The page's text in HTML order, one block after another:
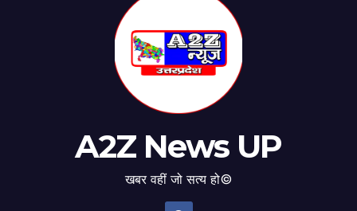
A2Z News UP
खबर वहीं जो सत्य हो©